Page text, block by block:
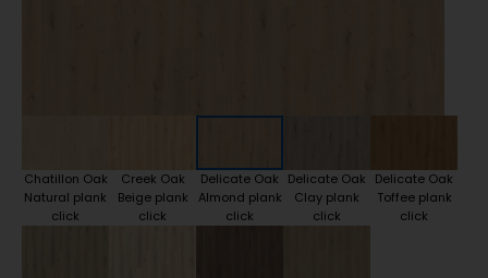
Chatillon Oak
Natural plank
click
Creek Oak
Beige plank
click
Delicate Oak
Almond plank
click
Delicate Oak
Clay plank
click
Delicate Oak
Toffee plank
click